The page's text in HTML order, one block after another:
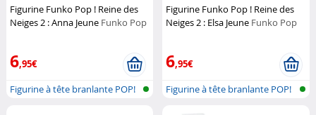
Figurine Funko Pop ! Reine des
Neiges 2 : Anna Jeune Funko Pop
6,95€
Figurine à tête branlante POP!
Figurine Funko Pop ! Reine des
Neiges 2 : Elsa Jeune Funko Pop
6,95€
Figurine à tête branlante POP!